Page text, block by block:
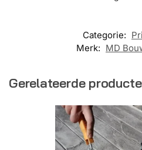
Categorie:
Merk: MD
Gerelateerde